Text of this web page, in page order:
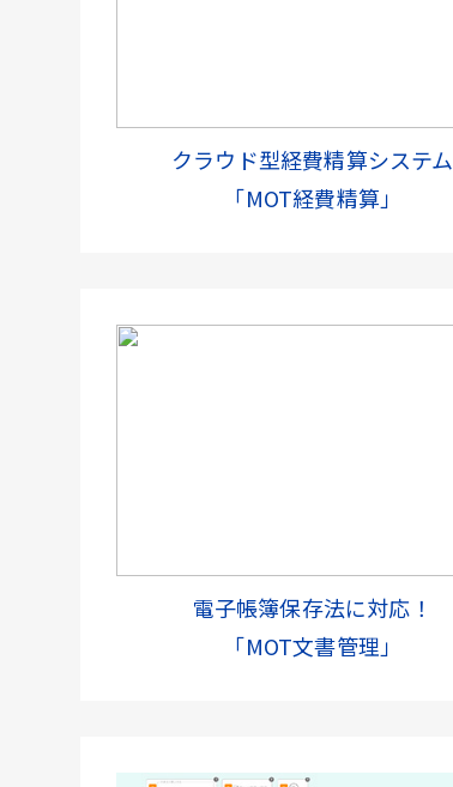
クラウド型経費精算システム
「MOT経費精算」
電子帳簿保存法に対応！
「MOT文書管理」